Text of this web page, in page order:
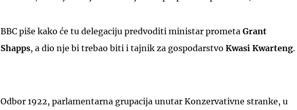
BBC piše kako će tu delegaciju predvoditi ministar prometa Grant
Shapps, a dio nje bi trebao biti i tajnik za gospodarstvo Kwasi Kwarteng.
Odbor 1922, parlamentarna grupacija unutar Konzervativne stranke, u